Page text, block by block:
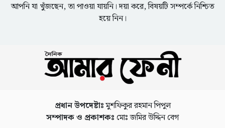
আপনি যা খুঁজছেন, তা পাওয়া যায়নি। দয়া করে, বিষয়টি সম্পর্কে নিশ্চিত
হয়ে নিন।
প্রধান উপদেষ্টাঃমুশফিকুর রহমান পিপুল
সম্পাদক ও প্রকাশকঃ মোঃ জমির উদ্দিন বেগ